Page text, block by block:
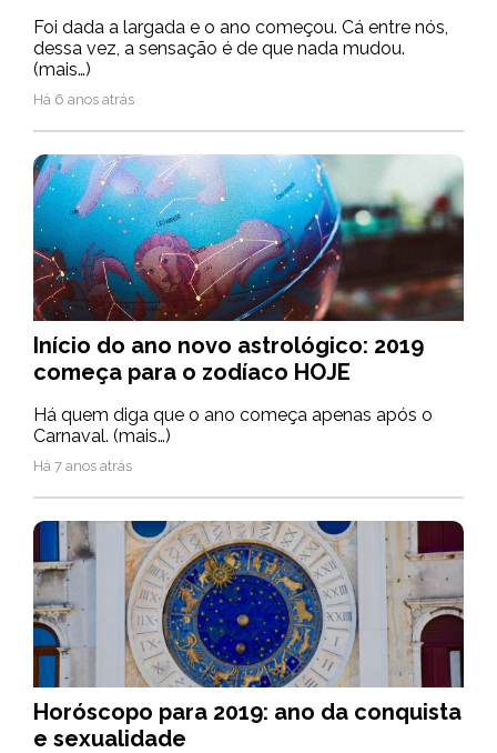
Foi dada a largada e o ano começou. Cá entre nós,
dessa vez, a sensação é de que nada mudou.
(mais…)
Há 6 anos atrás
Início do ano novo astrológico: 2019
começa para o zodíaco HOJE
Há quem diga que o ano começa apenas após o
Carnaval. (mais…)
Há 7 anos atrás
Horóscopo para 2019: ano da conquista
e sexualidade